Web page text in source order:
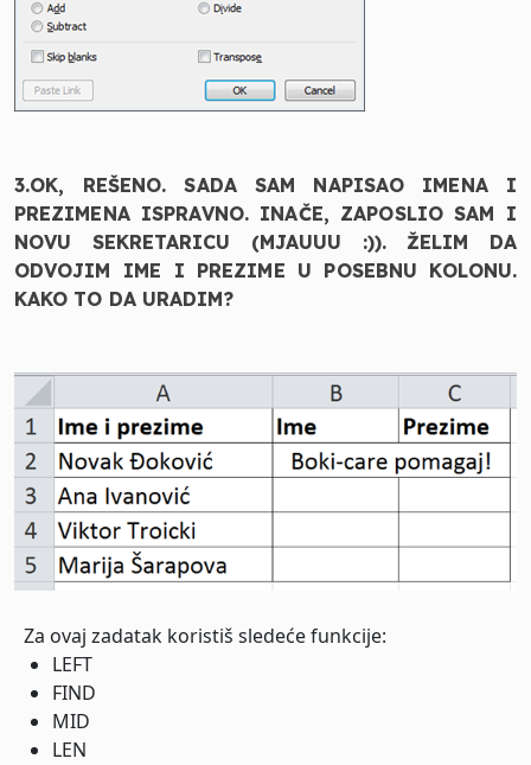
3.OK, REŠENO. SADA SAM NAPISAO IMENA I
PREZIMENA ISPRAVNO. INAČE, ZAPOSLIO SAM I
NOVU SEKRETARICU (MJAUUU :)). ŽELIM DA
ODVOJIM IME I PREZIME U POSEBNU KOLONU.
KAKO TO DA URADIM?
Za ovaj zadatak koristiš sledeće funkcije:
LEFT
FIND
MID
LEN